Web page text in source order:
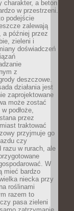
charakter, a beton
w przestrzeni.
podejście
zalewają
a później przez
zieleni i
doświadczeń
z
deszczowe.
działania jest
zaprojektowane
może zostać
podłoże,
przez
traktować
przyjmuje go
czy
razu w rurach, ale
W
mieć bardzo
niecka przy
roślinami
razem to
pasa zieleni